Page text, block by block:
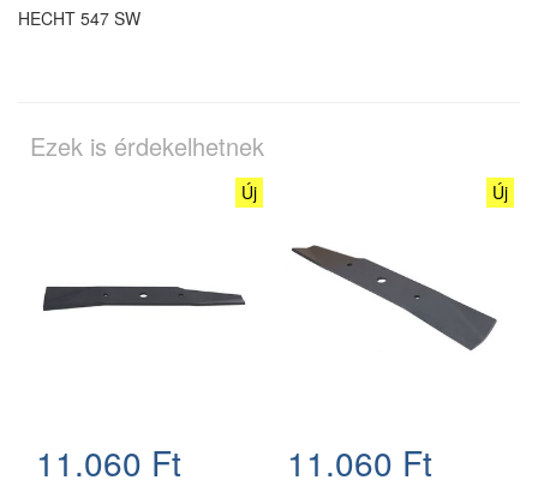
HECHT 547 SW
Ezek is érdekelhetnek
Új
11.060 Ft
Új
11.060 Ft